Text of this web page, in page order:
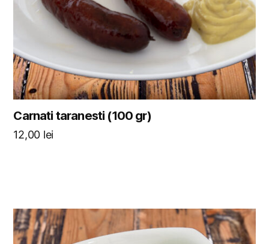
Carnati taranesti (100 gr)
12,00 lei